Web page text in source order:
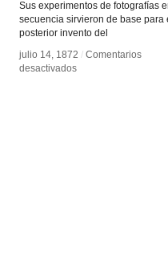
Sus experimentos de fotografías
secuencia sirvieron de base para
posterior invento del
julio 14, 1872 / Comentarios
desactivadosen
julio 14, 1872 / Comentarios
desactivadosen